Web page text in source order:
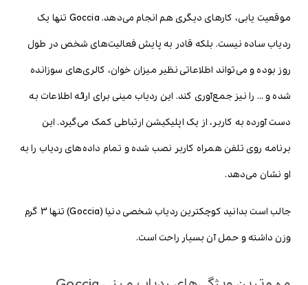
موقعیت یابی، کارهای دیگری هم انجام می‌دهد. Goccia تنها یک
ردیاب ساده نیست. بلکه قادر به پایش فعالیت‌های شخص در طول
روز بوده و می‌تواند اطلاعاتی نظیر میزان خوان، کالری‌های سوزانده
شده و … را نیز جمع‌آوری کند. این ردیاب مینی برای ارائه اطلاعات به
دست آورده به کاربر، از یک اپلیکیشن ارتباطی کمک می‌گیرد. این
برنامه روی تلفن همراه کاربر نصب شده و تمام داده‌های ردیاب را به
او نشان می‌دهد.
جالب است بدانید کوچکترین ردیاب شخصی دنیا (Goccia) تنها 3 گرم
وزن داشته و حمل آن بسیار راحت است.